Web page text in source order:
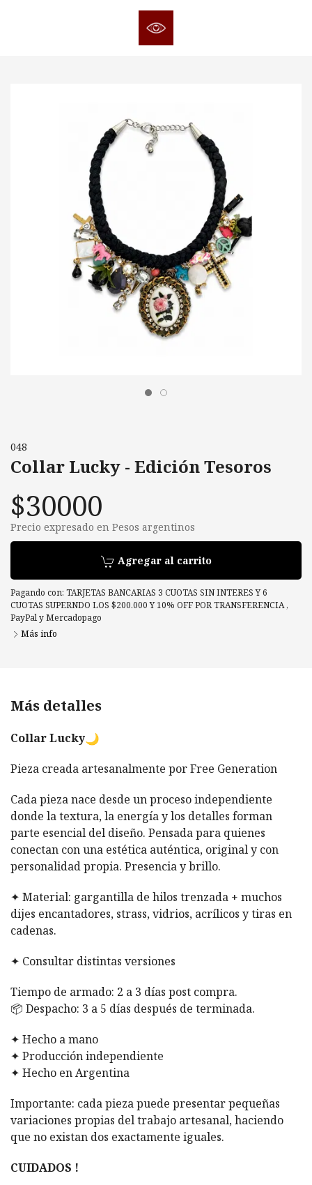
048
Collar Lucky - Edición Tesoros
$30000
Precio expresado en Pesos argentinos
Agregar al carrito
Pagando con: TARJETAS BANCARIAS 3 CUOTAS SIN INTERES Y 6
CUOTAS SUPERNDO LOS $200.000 Y 10% OFF POR TRANSFERENCIA ,
PayPalyMercadopago
Más info
Más detalles
Collar Lucky
Pieza creada artesanalmente por Free Generation
Cada pieza nace desde un proceso independiente
donde la textura, la energía y los detalles forman
parte esencial del diseño. Pensada para quienes
conectan con una estética auténtica, original y con
personalidad propia. Presencia y brillo.
✦ Material: gargantilla de hilos trenzada + muchos
dijes encantadores, strass, vidrios, acrílicos y tiras en
cadenas.
✦ Consultar distintas versiones
Tiempo de armado: 2 a 3 días post compra.
📦 Despacho: 3 a 5 días después de terminada.
✦ Hecho a mano
✦ Producción independiente
✦ Hecho en Argentina
Importante: cada pieza puede presentar pequeñas
variaciones propias del trabajo artesanal, haciendo
que no existan dos exactamente iguales.
CUIDADOS !